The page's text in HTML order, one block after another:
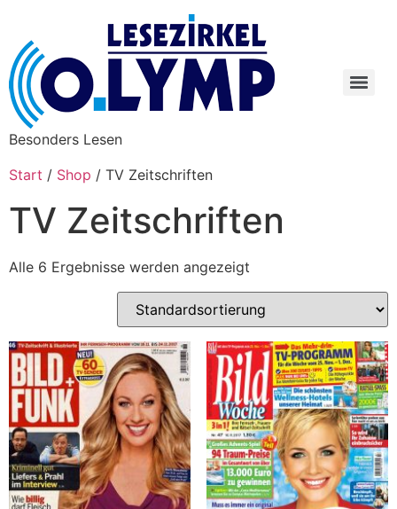
Besonders Lesen
Start / Shop / TV Zeitschriften
TV Zeitschriften
Alle 6 Ergebnisse werden angezeigt